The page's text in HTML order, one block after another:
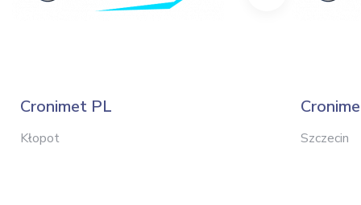
Cronimet PL
Kłopot Szczecin